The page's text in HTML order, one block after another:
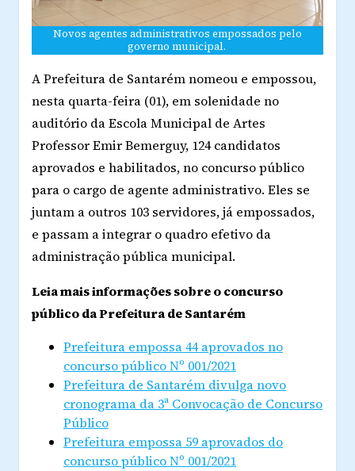
Novos agentes administrativos empossados pelo
governo municipal.
A Prefeitura de Santarém nomeou e empossou,
nesta quarta-feira (01), em solenidade no
auditório da Escola Municipal de Artes
Professor Emir Bemerguy, 124 candidatos
aprovados e habilitados, no concurso público
para o cargo de agente administrativo. Eles se
juntam a outros 103 servidores, já empossados,
e passam a integrar o quadro efetivo da
administração pública municipal.
Leia mais informações sobre o concurso
público da Prefeitura de Santarém
Prefeitura empossa 44 aprovados no
concurso público Nº 001/2021
Prefeitura de Santarém divulga novo
cronograma da 3ª Convocação de Concurso
Público
Prefeitura empossa 59 aprovados do
concurso público Nº 001/2021